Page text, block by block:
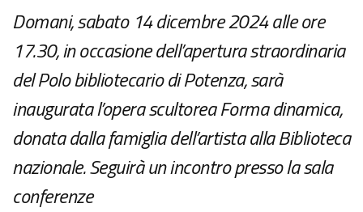
Domani, sabato 14 dicembre 2024 alle ore
17.30, in occasione dell’apertura straordinaria
del Polo bibliotecario di Potenza, sarà
inaugurata l’opera scultorea Forma dinamica,
donata dalla famiglia dell’artista alla Biblioteca
nazionale. Seguirà un incontro presso la sala
conferenze